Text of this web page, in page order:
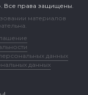
Все права защищены.
материалов
данных
данных